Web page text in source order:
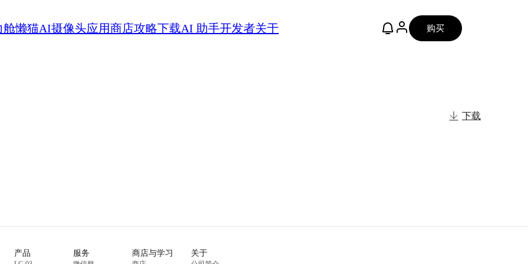
舱懒猫AI摄像头应用商店攻略下载AI 助手开发者关于 购买
下载
产品 服务 商店与学习 关于